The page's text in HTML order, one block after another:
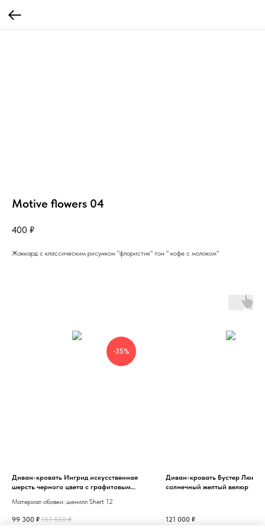
Motive flowers 04
400 ₽
Жаккард с классическим рисунком "флористик" тон " кофе с молоком"
-35%
Диван-кровать Ингрид искусственная
шерсть черного цвета с графитовым
Материал обивки: шенилл Shert 12
99 300 ₽ 157 550 ₽
Диван-кровать Бустер Люкс
солнечный желтый велюр
121 000 ₽